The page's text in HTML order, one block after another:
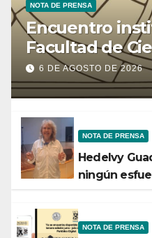
NOTA DE PRENSA
Encuentro
Facultad de
Ministerio de
Tecnología
6 DE AGOSTO DE 2026
NOTA DE PRENSA
Hedelvy
ningún
NOTA DE PRENSA